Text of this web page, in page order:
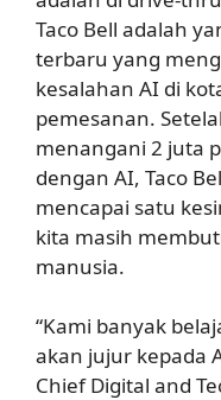
Taco Bell adalah
terbaru yang
kesalahan AI di
pemesanan.
menangani 2 juta
dengan AI, Taco
mencapai satu
kita masih
manusia.
“Kami banyak
akan jujur kepada
Chief Digital and